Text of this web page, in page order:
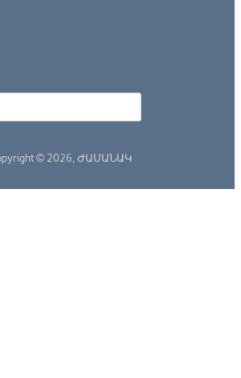
© 2026, ԺԱՄԱՆԱԿ